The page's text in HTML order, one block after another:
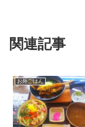
関連記事
お外ごはん